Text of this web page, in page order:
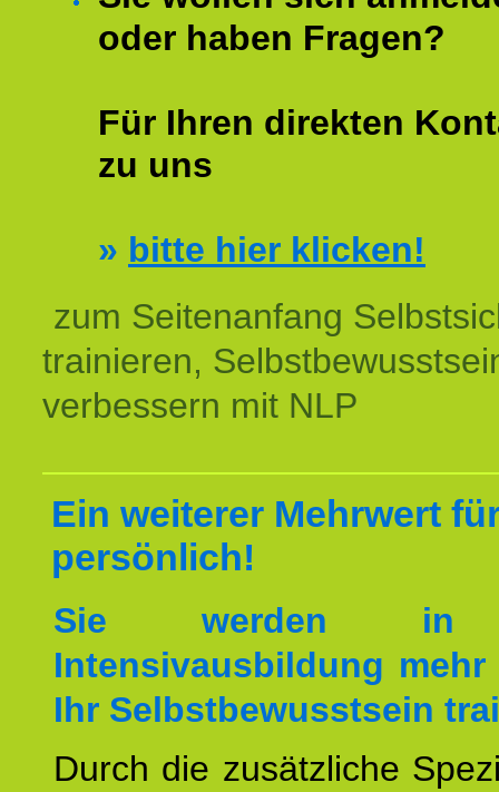
oder haben Fragen?
Für Ihren direkten
zu uns
» bitte hier klicken!
zum Seitenanfang
trainieren,
verbessern mit NLP
Ein weiterer Mehrwert
persönlich!
Sie werden in
Intensivausbildung
Ihr Selbstbewusstsein
Durch die zusätzliche